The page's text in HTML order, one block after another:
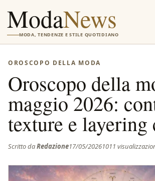
ModaNews
MODA, TENDENZE E STILE QUOTIDIANO
OROSCOPO DELLA MODA
Oroscopo della
maggio 2026:
texture e layering
Scritto daRedazione17/05/20261011